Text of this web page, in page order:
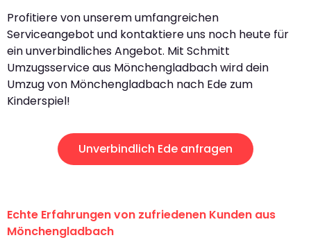
Profitiere von unserem umfangreichen
Serviceangebot und kontaktiere uns noch heute für
ein unverbindliches Angebot. Mit Schmitt
Umzugsservice aus Mönchengladbach wird dein
Umzug von Mönchengladbach nach Ede zum
Kinderspiel!
Unverbindlich Ede anfragen
Echte Erfahrungen von zufriedenen Kunden aus
Mönchengladbach